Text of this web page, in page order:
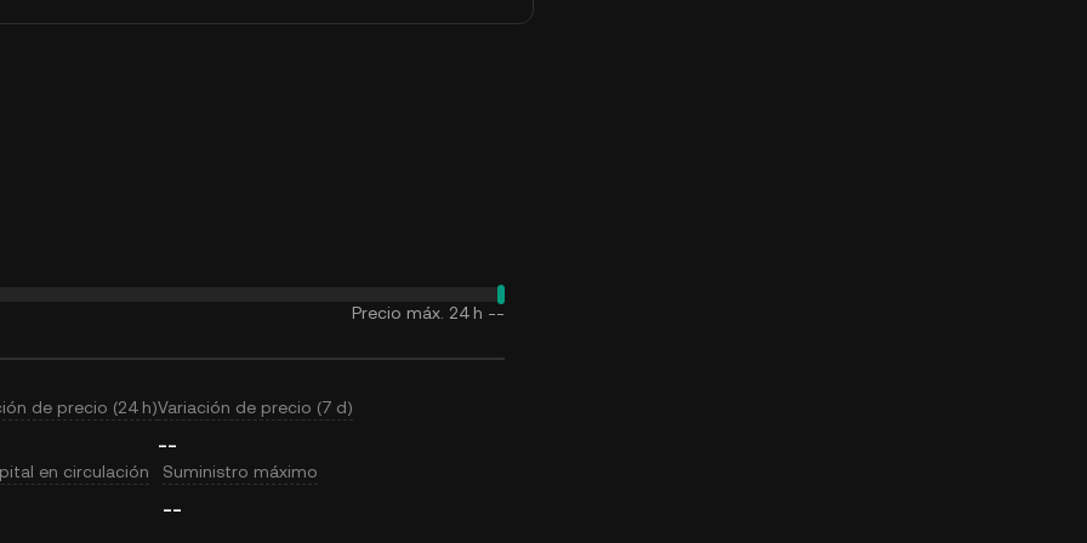
Precio máx. 24 h --
de precio (24 h)Variación de precio (7 d)
--
en circulación Suministro máximo
--